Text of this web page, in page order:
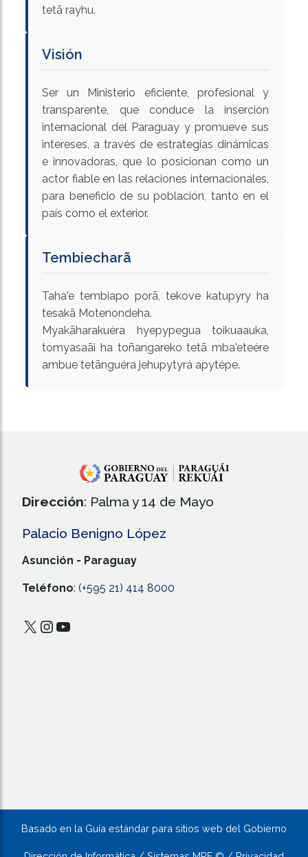
tetã rayhu.
Visión
Ser un Ministerio eficiente, profesional y
transparente, que conduce la inserción
internacional del Paraguay y promueve sus
intereses, a través de estrategias dinámicas
e innovadoras, que lo posicionan como un
actor fiable en las relaciones internacionales,
para beneficio de su población, tanto en el
país como el exterior.
Tembiecharã
Taha'e tembiapo porã, tekove katupyry ha
tesakã Motenondeha.
Myakãharakuéra hyepypegua toikuaauka,
tomyasaãi ha toñangareko tetã mba'eteére
ambue tetãnguéra jehupytyrá apytépe.
Dirección: Palma y 14 de Mayo
Palacio Benigno López
Asunción - Paraguay
Teléfono: (+595 21) 414 8000
Basado en la Guía estándar para sitios web del Gobierno